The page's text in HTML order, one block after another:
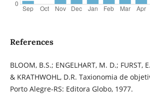
References
BLOOM, B.S.; ENGELHART, M. D.; FURST,
& KRATHWOHL, D.R. Taxionomia de
Porto Alegre-RS: Editora Globo, 1977.